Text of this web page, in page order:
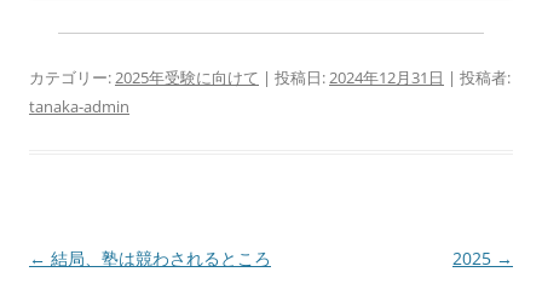
カテゴリー:2025年受験に向けて | 投稿日:2024年12月31日 | 投稿者:
tanaka-admin
投
← 結局、塾は競わされるところ 2025 →